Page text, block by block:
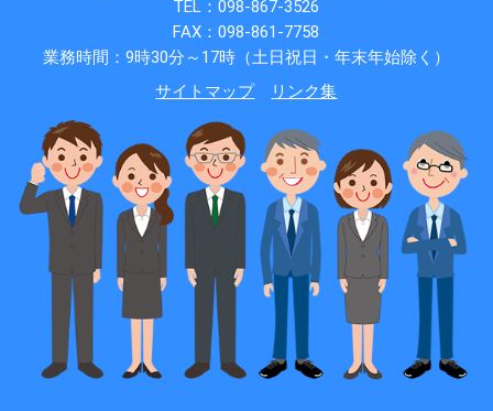
TEL：098-867-3526
FAX：098-861-7758
業務時間：9時30分～17時（土日祝日・年末年始除く）
サイトマップ
リンク集